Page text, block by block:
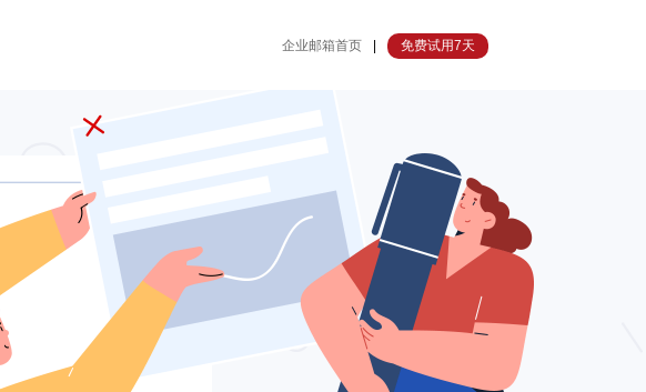
企业邮箱首页 免费试用7天